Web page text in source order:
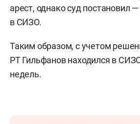
арест, однако суд постановил
в СИЗО.
Таким образом, с учетом
РТ Гильфанов находился в
недель.